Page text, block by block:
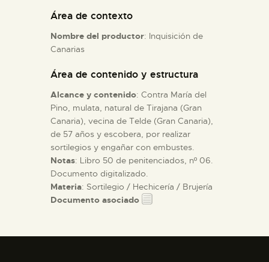
Área de contexto
Nombre del productor: Inquisición de
Canarias
Área de contenido y estructura
Alcance y contenido: Contra María del
Pino, mulata, natural de Tirajana (Gran
Canaria), vecina de Telde (Gran Canaria),
de 57 años y escobera, por realizar
sortilegios y engañar con embustes.
Notas: Libro 50 de penitenciados, nº 06.
Documento digitalizado.
Materia: Sortilegio / Hechicería / Brujería
Documento asociado